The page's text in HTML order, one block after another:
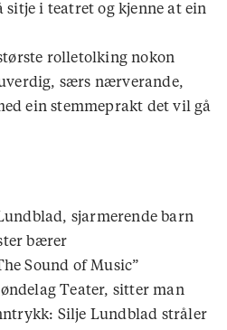
sitje i teatret og kjenne at ein
rolletolking nokon
særs nærverande,
ein stemmeprakt det vil gå
sjarmerende barn
bærer
Sound of Music”
Teater, sitter man
Silje Lundblad stråler